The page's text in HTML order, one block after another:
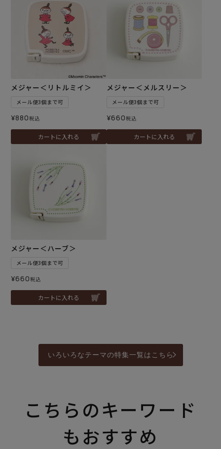
メジャー＜リトルミイ＞
メール便3個まで可
¥880税込
カートに入れる
メジャー＜メルスリー＞
メール便3個まで可
¥660税込
カートに入れる
メジャー＜ハーブ＞
メール便3個まで可
¥660税込
カートに入れる
いろいろなテーマの特集一覧はこちら
こちらのキーワード
もおすすめ